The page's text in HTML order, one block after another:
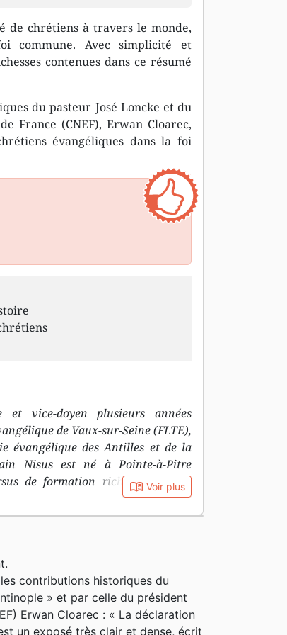
de chrétiens à travers le monde,
commune. Avec simplicité et
contenues dans ce résumé
du pasteur José Loncke et du
France (CNEF), Erwan Cloarec,
évangéliques dans la foi
et vice-doyen plusieurs années
de Vaux-sur-Seine (FLTE),
évangélique des Antilles et de la
Nisus est né à Pointe-à-Pitre
de formation riche: études de
à la faculté libre de théologie
catholique de Paris, licence en
également été pasteur une dizaine
une plume précise de
à la portée du plus grand
solide. Il a contribué au livre
direction théologique et
book_open Voir plus
contributions historiques du
» et par celle du président
Erwan Cloarec : « La déclaration
un exposé très clair et dense, écrit